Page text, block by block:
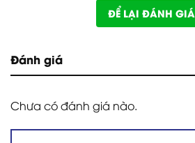
ĐỂ LẠI ĐÁNH GIÁ
Đánh giá
Chưa có đánh giá nào.